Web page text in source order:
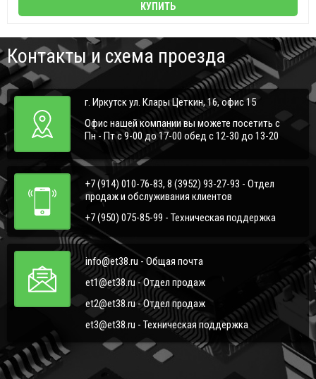
КУПИТЬ
Контакты и схема проезда
г. Иркутск ул. Клары Цеткин, 16, офис 15
Офис нашей компании вы можете посетить с
Пн - Пт с 9-00 до 17-00 обед с 12-30 до 13-20
+7 (914) 010-76-83, 8 (3952) 93-27-93 - Отдел
продаж и обслуживания клиентов
+7 (950) 075-85-99 - Техническая поддержка
info@et38.ru - Общая почта
et1@et38.ru - Отдел продаж
et2@et38.ru - Отдел продаж
et3@et38.ru - Техническая поддержка